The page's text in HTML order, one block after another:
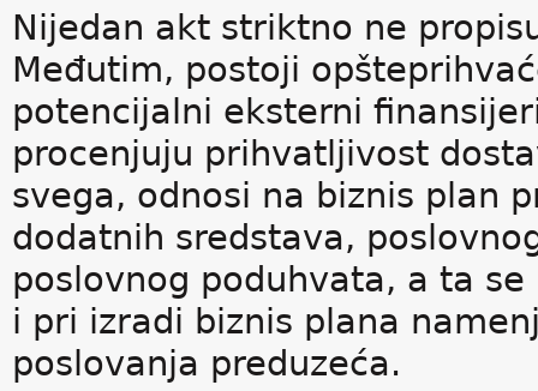
Nijedan akt striktno ne
Međutim, postoji
potencijalni eksterni
procenjuju prihvatljivost
svega, odnosi na biznis plan
dodatnih sredstava,
poslovnog poduhvata, a ta
i pri izradi biznis plana
poslovanja preduzeća.